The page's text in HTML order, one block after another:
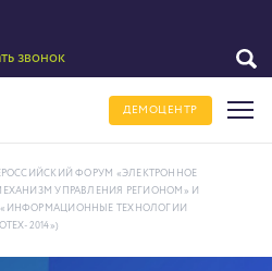
звонок
ДЕМОЦЕНТР
ФОРУМ «ЭЛЕКТРОННОЕ
УПРАВЛЕНИЯ РЕГИОНОМ» И
ТЕХНОЛОГИИ
2014»)